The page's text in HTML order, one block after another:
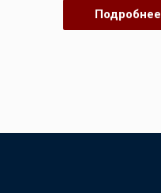
0
из
Подробнее